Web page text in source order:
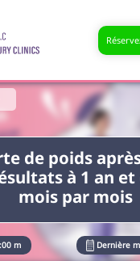
de poids
à 1 an
mois par mois
m Dernière